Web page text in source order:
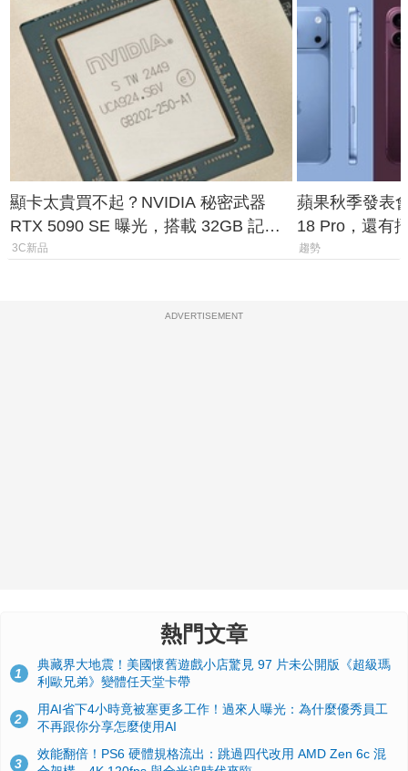
顯卡太貴買不起？NVIDIA 秘密武器
RTX 5090 SE 曝光，搭載 32GB 記憶
體
3C新品
蘋果秋季發表
18 Pro，還有
測一次看
趨勢
ADVERTISEMENT
熱門文章
1
典藏界大地震！美國懷舊遊戲小店驚見 97 片未公開版《超級瑪
利歐兄弟》變體任天堂卡帶
2
用AI省下4小時竟被塞更多工作！過來人曝光：為什麼優秀員工
不再跟你分享怎麼使用AI
3
效能翻倍！PS6 硬體規格流出：跳過四代改用 AMD Zen 6c 混